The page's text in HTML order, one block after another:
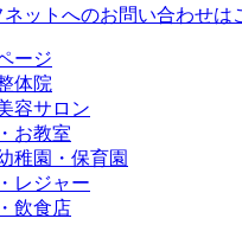
ージ
体院
容サロン
お教室
稚園・保育園
レジャー
飲食店